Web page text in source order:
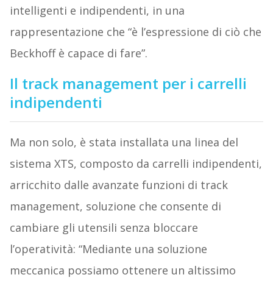
intelligenti e indipendenti, in una
rappresentazione che “è l’espressione di ciò che
Beckhoff è capace di fare”.
Il track management per i carrelli
indipendenti
Ma non solo, è stata installata una linea del
sistema XTS, composto da carrelli indipendenti,
arricchito dalle avanzate funzioni di track
management, soluzione che consente di
cambiare gli utensili senza bloccare
l’operatività: “Mediante una soluzione
meccanica possiamo ottenere un altissimo